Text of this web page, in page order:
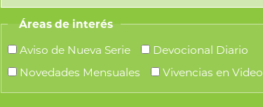
Áreas de interés
Aviso de Nueva Serie
Devocional Diario
Novedades Mensuales
Vivencias en Video